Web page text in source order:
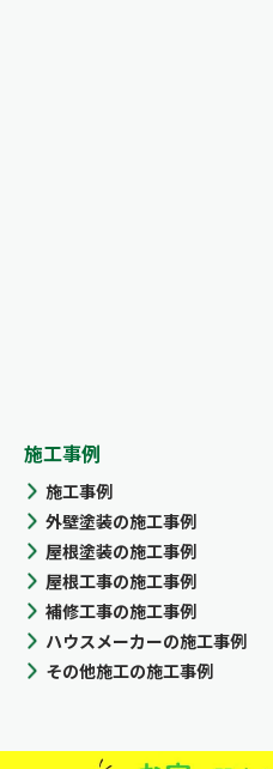
施工事例
施工事例
外壁塗装の施工事例
屋根塗装の施工事例
屋根工事の施工事例
補修工事の施工事例
ハウスメーカーの施工事例
その他施工の施工事例